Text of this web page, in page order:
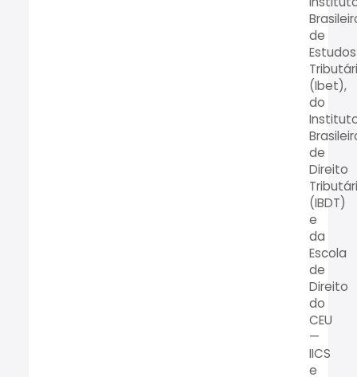
de
Estudos
(Ibet),
do
de
Direito
(IBDT)
e
da
Escola
de
Direito
do
CEU
—
IICS
e